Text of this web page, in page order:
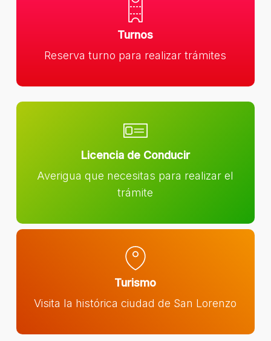
Turnos
Reserva turno para realizar trámites
Licencia de Conducir
Averigua que necesitas para realizar el
trámite
Turismo
Visita la histórica ciudad de San Lorenzo